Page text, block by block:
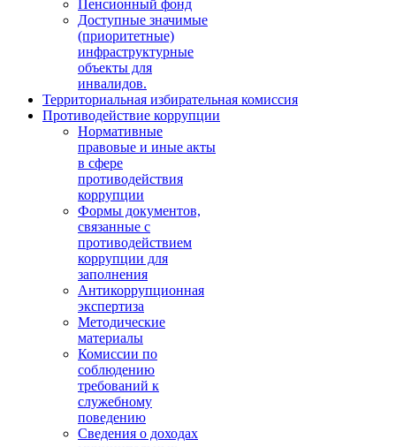
Пенсионный фонд
Доступные значимые
(приоритетные)
инфраструктурные
объекты для
инвалидов.
Территориальная избирательная комиссия
Противодействие коррупции
Нормативные
правовые и иные акты
в сфере
противодействия
коррупции
Формы документов,
связанные с
противодействием
коррупции для
заполнения
Антикоррупционная
экспертиза
Методические
материалы
Комиссии по
соблюдению
требований к
служебному
поведению
Сведения о доходах